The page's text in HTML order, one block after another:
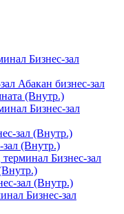
Бизнес-зал
Абакан бизнес-зал
(Внутр.)
Бизнес-зал
зал (Внутр.)
зал (Внутр.)
Бизнес-зал
зал (Внутр.)
Бизнес-зал